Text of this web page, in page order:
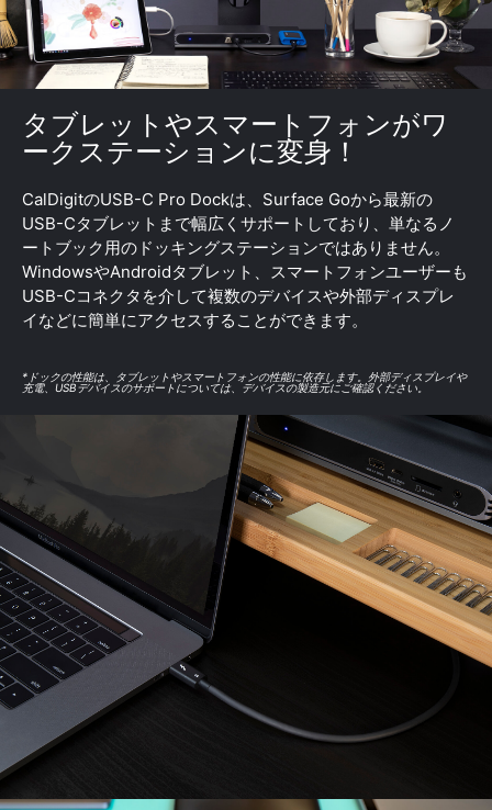
タブレットやスマートフォンがワ
ークステーションに変身！
CalDigitのUSB-C Pro Dockは、Surface Goから最新の
USB-Cタブレットまで幅広くサポートしており、単なるノ
ートブック用のドッキングステーションではありません。
WindowsやAndroidタブレット、スマートフォンユーザーも
USB-Cコネクタを介して複数のデバイスや外部ディスプレ
イなどに簡単にアクセスすることができます。
*ドックの性能は、タブレットやスマートフォンの性能に依存します。外部ディスプレイや
充電、USBデバイスのサポートについては、デバイスの製造元にご確認ください。